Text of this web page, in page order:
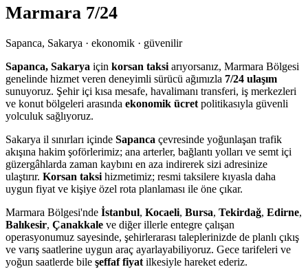
Marmara 7/24
Sapanca, Sakarya · ekonomik · güvenilir
Sapanca, Sakarya için korsan taksi arıyorsanız, Marmara Bölgesi
genelinde hizmet veren deneyimli sürücü ağımızla 7/24 ulaşım
sunuyoruz. Şehir içi kısa mesafe, havalimanı transferi, iş merkezleri
ve konut bölgeleri arasında ekonomik ücret politikasıyla güvenli
yolculuk sağlıyoruz.
Sakarya il sınırları içinde Sapanca çevresinde yoğunlaşan trafik
akışına hakim şoförlerimiz; ana arterler, bağlantı yolları ve semt içi
güzergâhlarda zaman kaybını en aza indirerek sizi adresinize
ulaştırır. Korsan taksi hizmetimiz; resmi taksilere kıyasla daha
uygun fiyat ve kişiye özel rota planlaması ile öne çıkar.
Marmara Bölgesi'nde İstanbul, Kocaeli, Bursa, Tekirdağ, Edirne,
Balıkesir, Çanakkale ve diğer illerle entegre çalışan
operasyonumuz sayesinde, şehirlerarası taleplerinizde de planlı çıkış
ve varış saatlerine uygun araç ayarlayabiliyoruz. Gece tarifeleri ve
yoğun saatlerde bile şeffaf fiyat ilkesiyle hareket ederiz.